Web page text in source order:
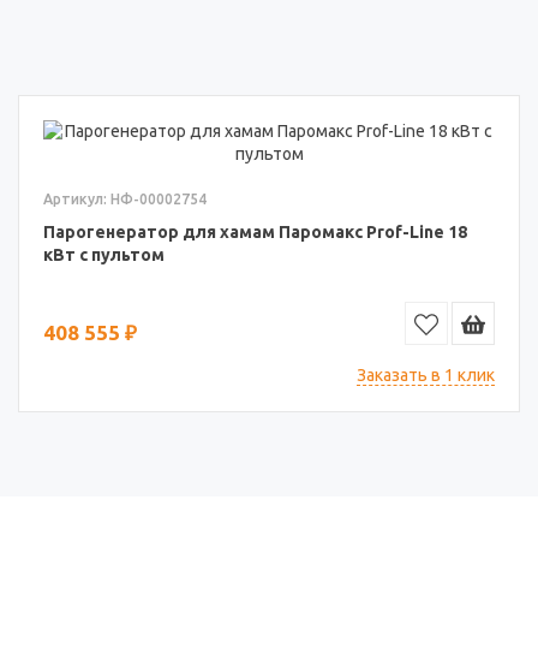
Артикул: НФ-00002754
Парогенератор для хамам Паромакс Prof-Line 18
кВт с пультом
408 555 ₽
Заказать в 1 клик